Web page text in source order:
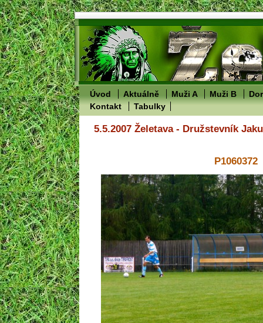
Úvod Aktuálně Muži A Muži B
Kontakt
Tabulky
5.5.2007 Želetava - Družstevník
P1060372